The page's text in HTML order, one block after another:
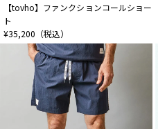
【tovho】ファンクションコールショー
ト
¥35,200（税込）